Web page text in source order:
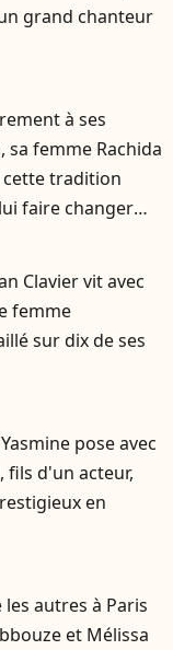
grand chanteur
à ses
sa femme Rachida
cette tradition
faire changer
Clavier vit avec
femme
sur dix de ses
pose avec
fils d'un acteur,
en
autres à Paris
et Mélissa